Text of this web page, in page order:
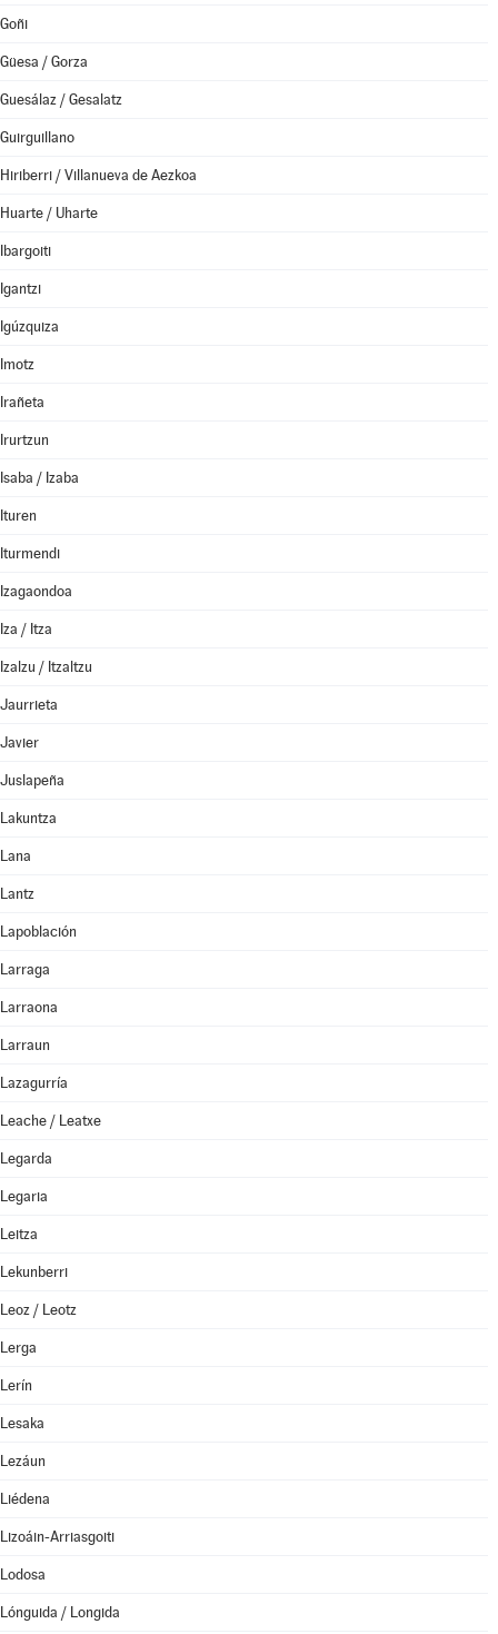
Goñi
Güesa / Gorza
Guesálaz / Gesalatz
Guirguillano
Hiriberri / Villanueva de Aezkoa
Huarte / Uharte
Ibargoiti
Igantzi
Igúzquiza
Imotz
Irañeta
Irurtzun
Isaba / Izaba
Ituren
Iturmendi
Izagaondoa
Iza / Itza
Izalzu / Itzaltzu
Jaurrieta
Javier
Juslapeña
Lakuntza
Lana
Lantz
Lapoblación
Larraga
Larraona
Larraun
Lazagurría
Leache / Leatxe
Legarda
Legaria
Leitza
Lekunberri
Leoz / Leotz
Lerga
Lerín
Lesaka
Lezáun
Liédena
Lizoáin-Arriasgoiti
Lodosa
Lónguida / Longida